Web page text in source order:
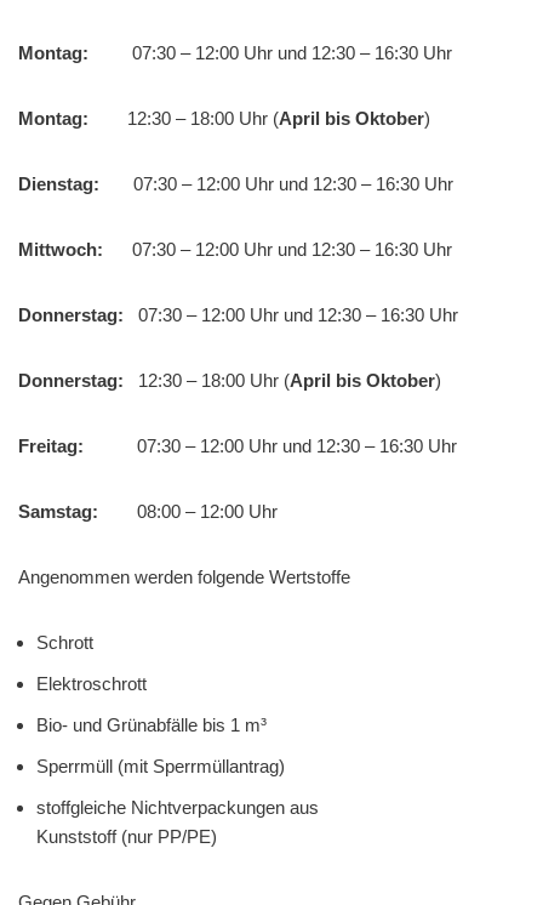
Montag: 07:30 – 12:00 Uhr und 12:30 – 16:30 Uhr
Montag: 12:30 – 18:00 Uhr (April bis Oktober)
Dienstag: 07:30 – 12:00 Uhr und 12:30 – 16:30 Uhr
Mittwoch: 07:30 – 12:00 Uhr und 12:30 – 16:30 Uhr
Donnerstag: 07:30 – 12:00 Uhr und 12:30 – 16:30 Uhr
Donnerstag: 12:30 – 18:00 Uhr (April bis Oktober)
Freitag: 07:30 – 12:00 Uhr und 12:30 – 16:30 Uhr
Samstag: 08:00 – 12:00 Uhr
Angenommen werden folgende Wertstoffe
Schrott
Elektroschrott
Bio- und Grünabfälle bis 1 m³
Sperrmüll (mit Sperrmüllantrag)
stoffgleiche Nichtverpackungen aus
Kunststoff (nur PP/PE)